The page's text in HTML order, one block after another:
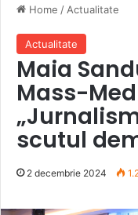
Home / Actualitate
Actualitate
Maia
Mass-
scutul
2 decembrie 2024